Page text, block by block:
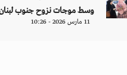
وسط موجات نزوح جنوب
11 مارس 2026 - 10:26